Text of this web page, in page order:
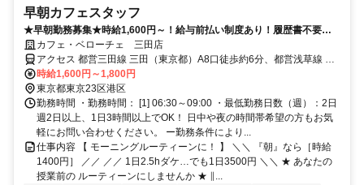
早朝カフェスタッフ
★早朝勤務募集★時給1,600円～！給与前払い制度あり！履歴書不要！
社割あり！カフェ勤務未経験歓迎！
カフェ・ベローチェ 三田店
アクセス 都営三田線 三田（東京都）A8口徒歩約6分、都営浅草線 三
田（東京都）A8口徒歩約6分、ＪＲ山手線 田町（東京都）三田口(西
口)徒歩約8分 三田駅 Ａ８出口徒歩4分、田町駅 西口徒歩5分
時給1,600円～1,800円
東京都東京23区港区
勤務時間 ・勤務時間： [1] 06:30～09:00 ・最低勤務日数（週）：2日
週2日以上、1日3時間以上でOK！ 日中や夜の時間帯希望の方もお気
軽にお問い合わせください。 ー勤務条件により...
仕事内容 【 モーニングルーティーンに！ 】 ＼＼ 『朝』なら［時給
1400円］ ／／ ／／ 1日2.5hダケ…でも1日3500円 ＼＼ ★ あなたの
授業前の ルーティーンにしませんか ★ ∥...